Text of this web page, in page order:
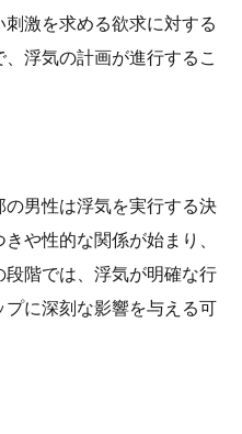
激を求める欲求に対する
浮気の計画が進行するこ
男性は浮気を実行する決
や性的な関係が始まり、
階では、浮気が明確な行
に深刻な影響を与える可